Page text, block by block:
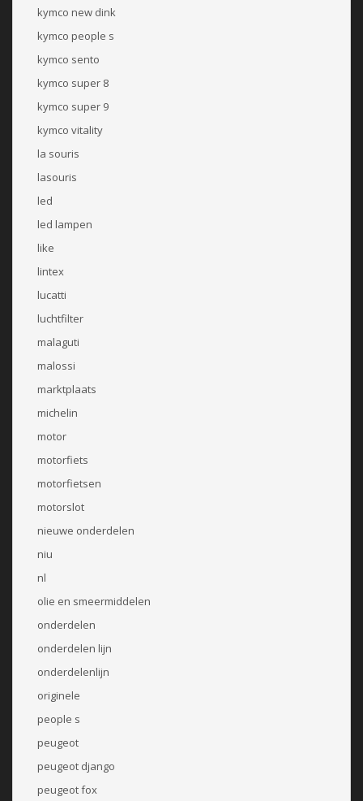
kymco new dink
kymco people s
kymco sento
kymco super 8
kymco super 9
kymco vitality
la souris
lasouris
led
led lampen
like
lintex
lucatti
luchtfilter
malaguti
malossi
marktplaats
michelin
motor
motorfiets
motorfietsen
motorslot
nieuwe onderdelen
niu
nl
olie en smeermiddelen
onderdelen
onderdelen lijn
onderdelenlijn
originele
people s
peugeot
peugeot django
peugeot fox